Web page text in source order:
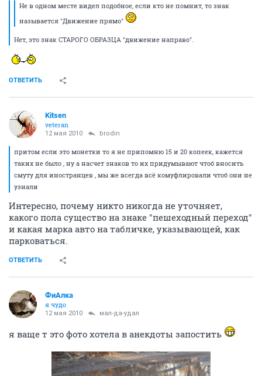
Не в одном месте видел подобное, если кто не помнит, то знак
называется "Движение прямо"
Нет, это знак СТАРОГО ОБРАЗЦА "движение направо".
ОТВЕТИТЬ
Kitsen
veteran
12 мая 2010 brodin
притом если это монетки то я не припомню 15 и 20 копеек, кажется
таких не было , ну а насчет знаков то их придумывают чтоб вносить
смуту для иностранцев , мы же всегда всё комуфлировали чтоб они не
узнали
Интересно, почему никто никогда не уточняет,
какого пола существо на знаке "пешеходный переход"
и какая марка авто на табличке, указывающей, как
парковаться.
ОТВЕТИТЬ
ФиАлка
я чудо
12 мая 2010 мал-да-удал
я ваще т это фото хотела в анекдоты запостить